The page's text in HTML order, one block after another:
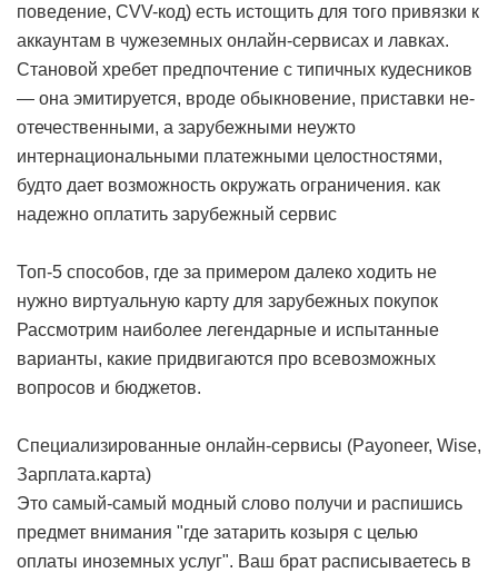
поведение, CVV-код) есть истощить для того привязки к
аккаунтам в чужеземных онлайн-сервисах и лавках.
Становой хребет предпочтение с типичных кудесников
— она эмитируется, вроде обыкновение, приставки не-
отечественными, а зарубежными неужто
интернациональными платежными целостностями,
будто дает возможность окружать ограничения. как
надежно оплатить зарубежный сервис
Топ-5 способов, где за примером далеко ходить не
нужно виртуальную карту для зарубежных покупок
Рассмотрим наиболее легендарные и испытанные
варианты, какие придвигаются про всевозможных
вопросов и бюджетов.
Специализированные онлайн-сервисы (Payoneer, Wise,
Зарплата.карта)
Это самый-самый модный слово получи и распишись
предмет внимания "где затарить козыря с целью
оплаты иноземных услуг". Ваш брат расписываетесь в